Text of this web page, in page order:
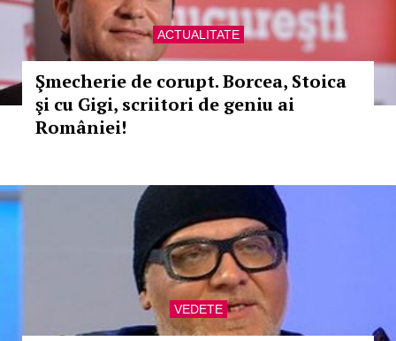
ACTUALITATE
Şmecherie de corupt. Borcea, Stoica
şi cu Gigi, scriitori de geniu ai
României!
VEDETE